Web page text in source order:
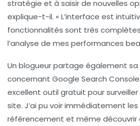
stratégie et à saisir de nouvelles
explique-t-il. « L’interface est
fonctionnalités sont très
l’analyse de mes performances
Un blogueur partage également
concernant Google Search Console
excellent outil gratuit pour
site. J’ai pu voir immédiatement
référencement et même découvrir